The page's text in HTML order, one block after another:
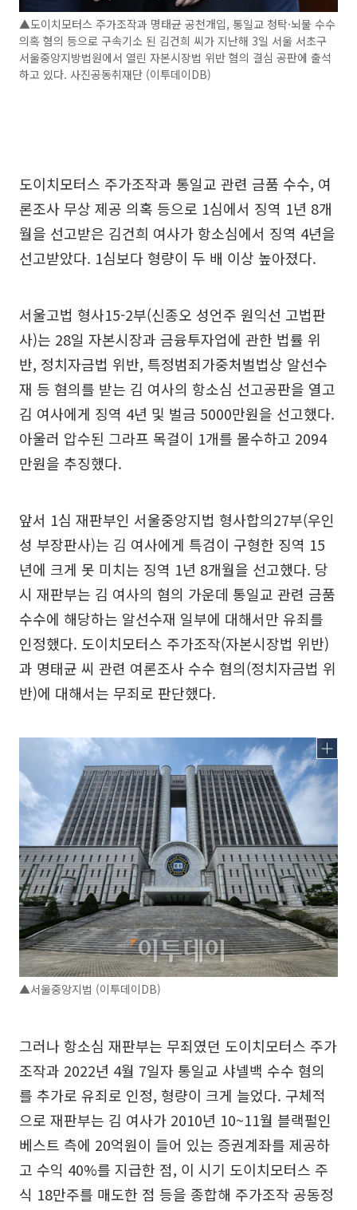
▲도이치모터스 주가조작과 명태균 공천개입, 통일교 청탁·뇌물 수수
의혹 혐의 등으로 구속기소 된 김건희 씨가 지난해 3일 서울 서초구
서울중앙지방법원에서 열린 자본시장법 위반 혐의 결심 공판에 출석
하고 있다. 사진공동취재단 (이투데이DB)
도이치모터스 주가조작과 통일교 관련 금품 수수, 여
론조사 무상 제공 의혹 등으로 1심에서 징역 1년 8개
월을 선고받은 김건희 여사가 항소심에서 징역 4년을
선고받았다. 1심보다 형량이 두 배 이상 높아졌다.
서울고법 형사15-2부(신종오 성언주 원익선 고법판
사)는 28일 자본시장과 금융투자업에 관한 법률 위
반, 정치자금법 위반, 특정범죄가중처벌법상 알선수
재 등 혐의를 받는 김 여사의 항소심 선고공판을 열고
김 여사에게 징역 4년 및 벌금 5000만원을 선고했다.
아울러 압수된 그라프 목걸이 1개를 몰수하고 2094
만원을 추징했다.
앞서 1심 재판부인 서울중앙지법 형사합의27부(우인
성 부장판사)는 김 여사에게 특검이 구형한 징역 15
년에 크게 못 미치는 징역 1년 8개월을 선고했다. 당
시 재판부는 김 여사의 혐의 가운데 통일교 관련 금품
수수에 해당하는 알선수재 일부에 대해서만 유죄를
인정했다. 도이치모터스 주가조작(자본시장법 위반)
과 명태균 씨 관련 여론조사 수수 혐의(정치자금법 위
반)에 대해서는 무죄로 판단했다.
▲서울중앙지법 (이투데이DB)
그러나 항소심 재판부는 무죄였던 도이치모터스 주가
조작과 2022년 4월 7일자 통일교 샤넬백 수수 혐의
를 추가로 유죄로 인정, 형량이 크게 늘었다. 구체적
으로 재판부는 김 여사가 2010년 10~11월 블랙펄인
베스트 측에 20억원이 들어 있는 증권계좌를 제공하
고 수익 40%를 지급한 점, 이 시기 도이치모터스 주
식 18만주를 매도한 점 등을 종합해 주가조작 공동정